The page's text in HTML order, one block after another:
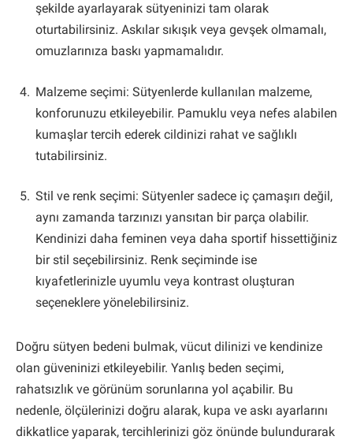
şekilde ayarlayarak sütyeninizi tam olarak
oturtabilirsiniz. Askılar sıkışık veya gevşek olmamalı,
omuzlarınıza baskı yapmamalıdır.
Malzeme seçimi: Sütyenlerde kullanılan malzeme,
konforunuzu etkileyebilir. Pamuklu veya nefes alabilen
kumaşlar tercih ederek cildinizi rahat ve sağlıklı
tutabilirsiniz.
Stil ve renk seçimi: Sütyenler sadece iç çamaşırı değil,
aynı zamanda tarzınızı yansıtan bir parça olabilir.
Kendinizi daha feminen veya daha sportif hissettiğiniz
bir stil seçebilirsiniz. Renk seçiminde ise
kıyafetlerinizle uyumlu veya kontrast oluşturan
seçeneklere yönelebilirsiniz.
Doğru sütyen bedeni bulmak, vücut dilinizi ve kendinize
olan güveninizi etkileyebilir. Yanlış beden seçimi,
rahatsızlık ve görünüm sorunlarına yol açabilir. Bu
nedenle, ölçülerinizi doğru alarak, kupa ve askı ayarlarını
dikkatlice yaparak, tercihlerinizi göz önünde bulundurarak